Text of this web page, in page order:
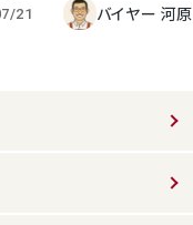
21 バイヤー 河原